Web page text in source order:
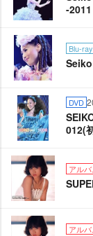
-2011
Blu-ray
DVD
012(
アルバ
アルバ